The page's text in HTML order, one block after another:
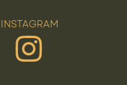
INSTAGRAM